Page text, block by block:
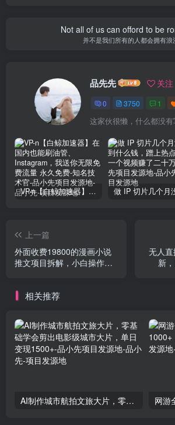
Not all of us can offord to be
并不是我们所有的人都会拥有浪
品先先 关注
0 3750 1
这家伙很懒，什么都没
VP-n【白鲸加速器】在国内也能刷油管、Instagram，我送你无限免费流量 永久免费-知名技术官-品小先项目发源地
上一篇
外面收费19800的漫画小说
推文项目拆解，小白操作日
无人
新
相关推荐
AI制作城市航拍文旅大片，零基础学会剪出电影级城市大片，单日变现1500+-品小先项目发源地